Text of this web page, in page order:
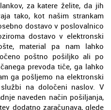
za katere želite, da jih
tako, kot našim strankam
dostavo v poslovalnico
dostavo v elektronski
material pa nam lahko
poštno pošiljko ali po
prevoda tiče, ga lahko
ga pošljemo na elektronski
na določeni naslov. V
naveden način pošiljanja,
dodatno zaračunava, glede